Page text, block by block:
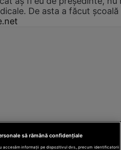
De asta a făcut școală
să rămână confidențiale
accesăm informații pe dispozitivul dvs., precum identificatorii